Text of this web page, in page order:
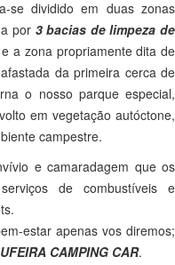
se dividido em duas zonas
por 3 bacias de limpeza de
a zona propriamente dita de
da primeira cerca de
o nosso parque especial,
em vegetação autóctone,
campestre.
e camaradagem que os
de combustíveis e
estar apenas vos diremos;
CAMPING CAR.